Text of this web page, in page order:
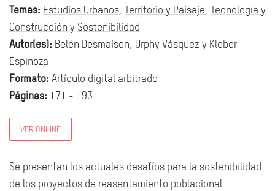
Temas: Estudios Urbanos, Territorio y Paisaje,
Tecnología y
Construcción y Sostenibilidad
Autor(es): Belén Desmaison, Urphy Vásquez y Kleber
Espinoza
Formato: Artículo digital arbitrado
Páginas: 171 - 193
VER ONLINE
Se presentan los actuales desafíos para la sostenibilidad
de los proyectos de reasentamiento poblacional